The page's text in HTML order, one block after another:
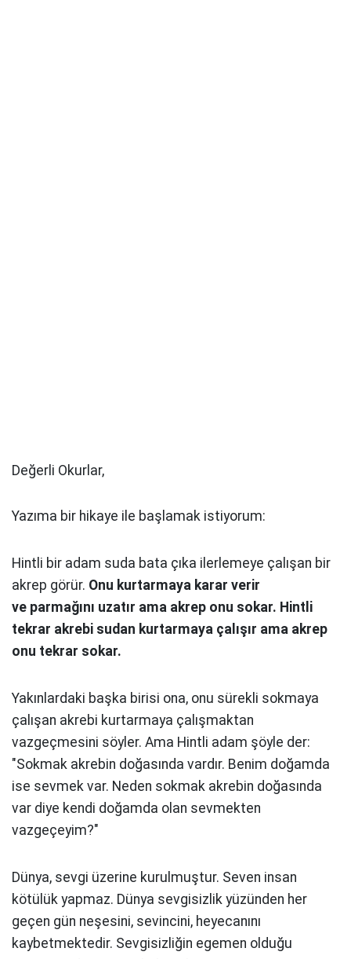
Değerli Okurlar,
Yazıma bir hikaye ile başlamak istiyorum:
Hintli bir adam suda bata çıka ilerlemeye çalışan bir
akrep görür. Onu kurtarmaya karar verir
ve parmağını uzatır ama akrep onu sokar. Hintli
tekrar akrebi sudan kurtarmaya çalışır ama akrep
onu tekrar sokar.
Yakınlardaki başka birisi ona, onu sürekli sokmaya
çalışan akrebi kurtarmaya çalışmaktan
vazgeçmesini söyler. Ama Hintli adam şöyle der:
"Sokmak akrebin doğasında vardır. Benim doğamda
ise sevmek var. Neden sokmak akrebin doğasında
var diye kendi doğamda olan sevmekten
vazgeçeyim?"
Dünya, sevgi üzerine kurulmuştur. Seven insan
kötülük yapmaz. Dünya sevgisizlik yüzünden her
geçen gün neşesini, sevincini, heyecanını
kaybetmektedir. Sevgisizliğin egemen olduğu